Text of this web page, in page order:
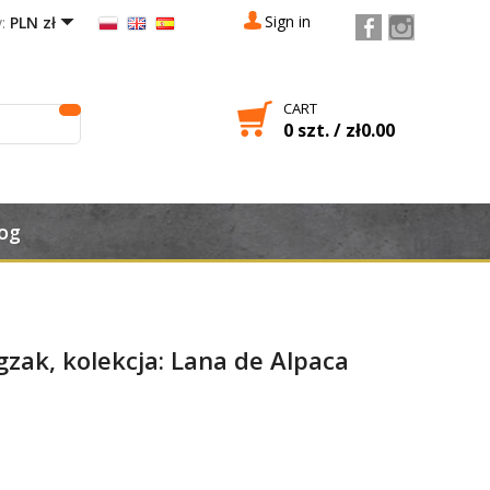
PLN zł Sign in
CART
0 szt. / zł0.00
kolekcja: Lana de Alpaca